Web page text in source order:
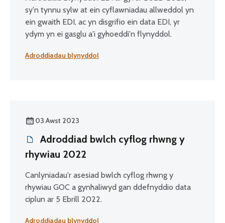
sy'n tynnu sylw at ein cyflawniadau allweddol yn
ein gwaith EDI, ac yn disgrifio ein data EDI, yr
ydym yn ei gasglu a'i gyhoeddi'n flynyddol.
Adroddiadau blynyddol
03 Awst 2023
Adroddiad bwlch cyflog rhwng y
rhywiau 2022
Canlyniadau'r asesiad bwlch cyflog rhwng y
rhywiau GOC a gynhaliwyd gan ddefnyddio data
ciplun ar 5 Ebrill 2022.
Adroddiadau blynyddol